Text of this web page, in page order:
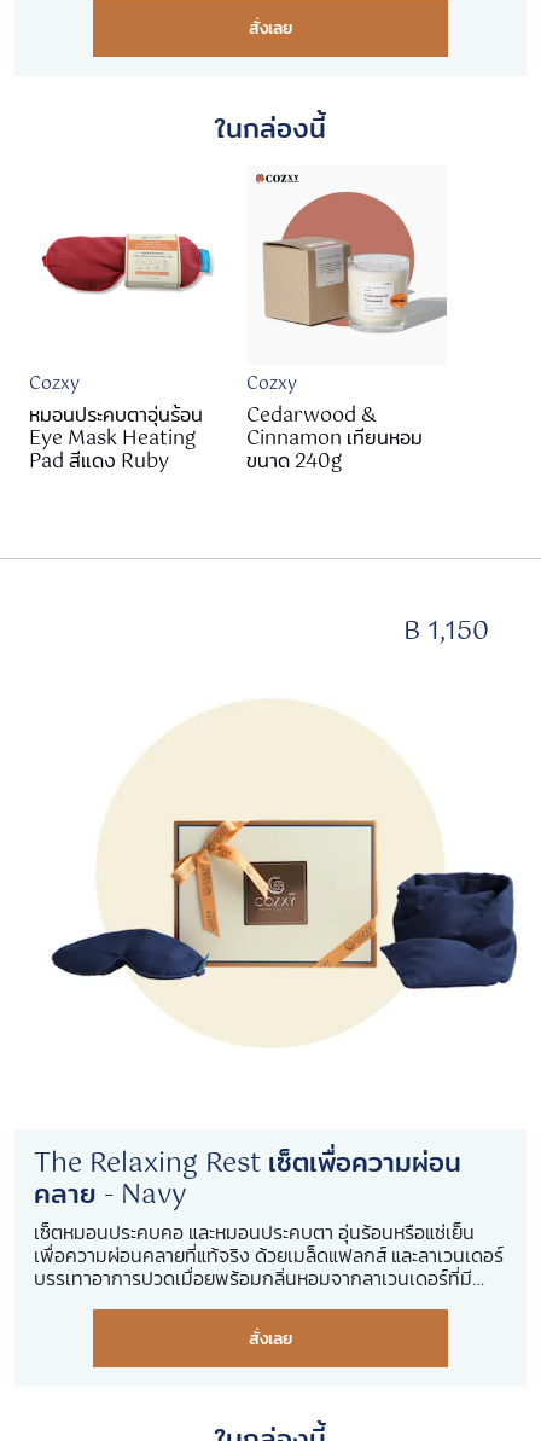
บรรเทาอาการตาแห้ง ตาบวม ตากุ้งยิง และเทียนหอมจากไขถั่ว
เหลืองออร์แกนนิค 100% หอม สบายด้วยกลิ่น Bergamot &
Lavender และ Cedarwood & Cinnamon กลิ่นหอมที่มี
สั่งเลย
ในกล่องนี้
Cozxy
หมอนประคบตาอุ่นร้อน
Eye Mask Heating
Pad สีแดง Ruby
Cozxy
Cedarwood &
Cinnamon เทียนหอม
ขนาด 240g
B 1,150
The Relaxing Rest เซ็ตเพื่อความผ่อน
คลาย - Navy
เซ็ตหมอนประคบคอ และหมอนประคบตา อุ่นร้อนหรือแช่เย็น
เพื่อความผ่อนคลายที่แท้จริง ด้วยเมล็ดแฟลกส์ และลาเวนเดอร์
บรรเทาอาการปวดเมื่อยพร้อมกลิ่นหอมจากลาเวนเดอร์ที่มี
สั่งเลย